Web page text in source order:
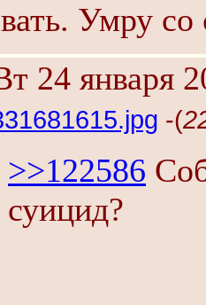
Умру со
24 января
-(
>>122586
суицид?